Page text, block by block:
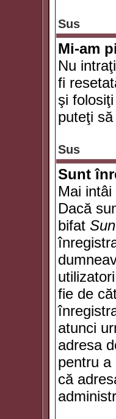
Sus
Mi-am
Nu
fi
şi
puteţi
Sus
Sunt
Mai
Dacă
bifat
fie de
atunci
adresa
pentru
că